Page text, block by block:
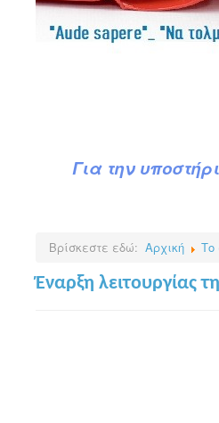
Για την
Βρίσκεστε εδώ: Αρχική Το
Έναρξη λειτουργίας